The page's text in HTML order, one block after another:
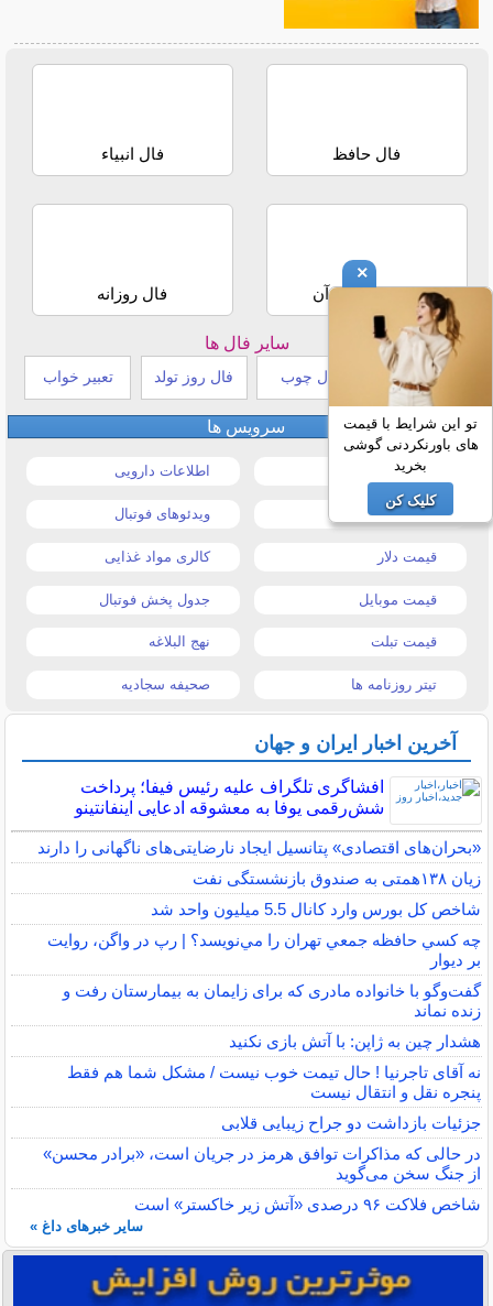
فال حافظ فال انبیاء
استخاره با قرآن فال روزانه
سایر فال ها
طالع بینی هندی فال چوب فال روز تولد تعبیر خواب
سرویس ها
قیمت خودرو اطلاعات دارویی
قیمت طلا و سکه ویدئوهای فوتبال
قیمت دلار کالری مواد غذایی
قیمت موبایل جدول پخش فوتبال
قیمت تبلت نهج البلاغه
تیتر روزنامه ها صحیفه سجادیه
آخرین اخبار ایران و جهان
افشاگری تلگراف علیه رئیس فیفا؛ پرداخت
شش‌رقمی یوفا به معشوقه ادعایی اینفانتینو
«بحران‌های اقتصادی» پتانسیل ایجاد نارضایتی‌های ناگهانی را دارند
زیان ۱۳۸همتی به صندوق بازنشستگی نفت
شاخص کل بورس وارد کانال 5.5 میلیون واحد شد
چه كسي حافظه جمعي تهران را مي‌نويسد؟ | رپ در واگن، روايت
بر ديوار
گفت‌وگو با خانواده مادری که برای زایمان به بیمارستان رفت و
زنده نماند
هشدار چین به ژاپن: با آتش بازی نکنید
نه آقای تاجرنیا ! حال تیمت خوب نیست / مشکل شما هم فقط
پنجره نقل و انتقال نیست
جزئیات بازداشت دو جراح زیبایی قلابی
در حالی که مذاکرات توافق هرمز در جریان است، «برادر محسن»
از جنگ سخن می‌گوید
شاخص فلاکت ۹۶ درصدی «آتش زیر خاکستر» است
سایر خبرهای داغ »
×
تو این شرایط با قیمت
های باورنکردنی گوشی
بخرید
کلیک کن